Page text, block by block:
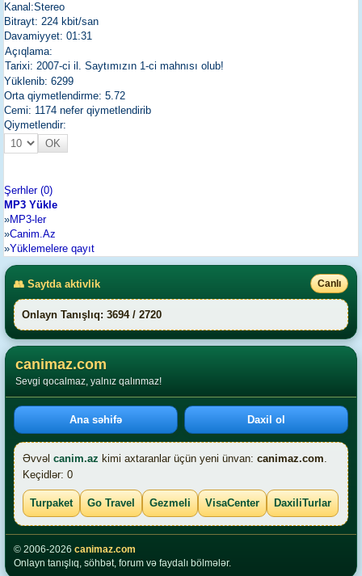
Kanal:Stereo
Bitrayt: 224 kbit/san
Davamiyyet: 01:31
Açıqlama:
Tarixi: 2007-ci il. Saytımızın 1-ci mahnısı olub!
Yüklenib: 6299
Orta qiymetlendirme: 5.72
Cemi: 1174 nefer qiymetlendirib
Qiymetlendir:
Şerhler (0)
MP3 Yükle
»MP3-ler
»Canim.Az
»Yüklemelere qayıt
👥 Saytda aktivlik Canlı
Onlayn Tanışlıq: 3694 / 2720
canimaz.com
Sevgi qocalmaz, yalnız qalınmaz!
Ana səhifə Daxil ol
Əvvəl canim.az kimi axtaranlar üçün yeni ünvan: canimaz.com.
Keçidlər: 0
Turpaket Go Travel Gezmeli VisaCenter DaxiliTurlar
© 2006-2026 canimaz.com
Onlayn tanışlıq, söhbət, forum və faydalı bölmələr.